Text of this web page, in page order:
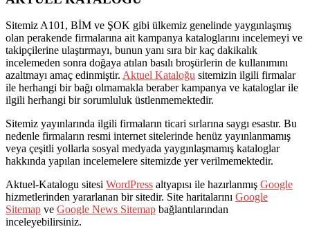
Sitemiz A101, BİM ve ŞOK gibi ülkemiz genelinde yaygınlaşmış
olan perakende firmalarına ait kampanya kataloglarını incelemeyi ve
takipçilerine ulaştırmayı, bunun yanı sıra bir kaç dakikalık
incelemeden sonra doğaya atılan basılı broşürlerin de kullanımını
azaltmayı amaç edinmiştir. Aktuel Kataloğu sitemizin ilgili firmalar
ile herhangi bir bağı olmamakla beraber kampanya ve kataloglar ile
ilgili herhangi bir sorumluluk üstlenmemektedir.
Sitemiz yayınlarında ilgili firmaların ticari sırlarına saygı esastır. Bu
nedenle firmaların resmi internet sitelerinde henüz yayınlanmamış
veya çeşitli yollarla sosyal medyada yaygınlaşmamış kataloglar
hakkında yapılan incelemelere sitemizde yer verilmemektedir.
Aktuel-Katalogu sitesi WordPress altyapısı ile hazırlanmış Google
hizmetlerinden yararlanan bir sitedir. Site haritalarını Google
Sitemap ve Google News Sitemap bağlantılarından
inceleyebilirsiniz.